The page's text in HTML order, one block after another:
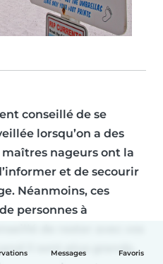
Messages Favoris
conseillé de se
lorsqu’on a des
maîtres nageurs ont la
et de secourir
Néanmoins, ces
personnes à
il sont plus grands,